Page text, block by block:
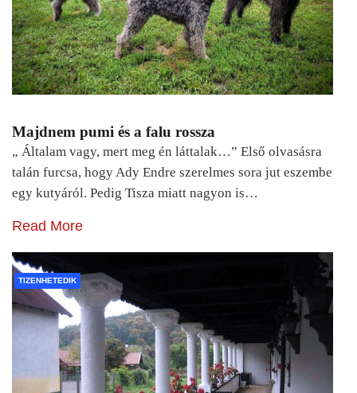
Majdnem pumi és a falu rossza
„ Általam vagy, mert meg én láttalak…” Első olvasásra
talán furcsa, hogy Ady Endre szerelmes sora jut eszembe
egy kutyáról. Pedig Tisza miatt nagyon is…
Read More
TIZENHETEDIK